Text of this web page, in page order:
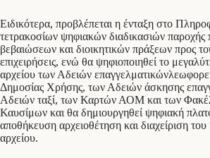
Ειδικότερα, προβλέπεται η ένταξη στο
τετρακοσίων ψηφιακών διαδικασιών παροχής
βεβαιώσεων και διοικητικών πράξεων προς
επιχειρήσεις, ενώ θα ψηφιοποιηθεί το
αρχείου των Αδειών
Δημοσίας Χρήσης, των Αδειών άσκησης
Αδειών ταξί, των Καρτών ΑΟΜ και των
Καυσίμων και θα δημιουργηθεί ψηφιακή
αποθήκευση αρχειοθέτηση και διαχείριση
αρχείου.